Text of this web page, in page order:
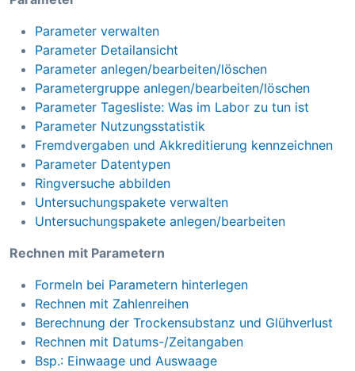
Parameter verwalten
Parameter Detailansicht
Parameter anlegen/bearbeiten/löschen
Parametergruppe anlegen/bearbeiten/löschen
Parameter Tagesliste: Was im Labor zu tun ist
Parameter Nutzungsstatistik
Fremdvergaben und Akkreditierung kennzeichnen
Parameter Datentypen
Ringversuche abbilden
Untersuchungspakete verwalten
Untersuchungspakete anlegen/bearbeiten
Rechnen mit Parametern
Formeln bei Parametern hinterlegen
Rechnen mit Zahlenreihen
Berechnung der Trockensubstanz und Glühverlust
Rechnen mit Datums-/Zeitangaben
Bsp.: Einwaage und Auswaage